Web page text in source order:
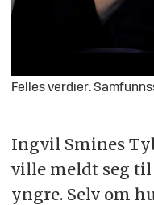
Felles verdier: Samfunnssikkerhetsminister Tybring-Gjedde frykter at større
Ingvil Smines
ville meldt seg
yngre. Selv om